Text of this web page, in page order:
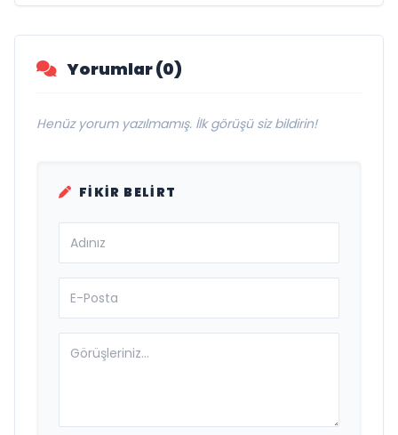
Yorumlar (0)
Henüz yorum yazılmamış. İlk görüşü siz bildirin!
FIKIR BELIRT